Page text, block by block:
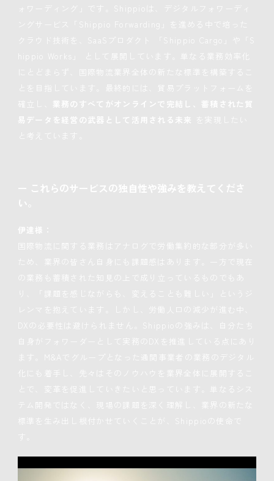
ォワーディング」です。Shippioは、デジタルフォワーディ
ングサービス「Shippio Forwarding」を進める中で培った
クラウド技術を、SaaSプロダクト 「Shippio Cargo」や「S
hippio Works」 として展開しています。単なる業務効率化
にとどまらず、国際物流業界全体の新たな標準を構築するこ
とを目指しています。最終的には、貿易プラットフォームを
業務のすべてがオンラインで完結し、蓄積された貿
易データを経営の武器として活用される未来
を実現したい
と考えています。
ー これらのサービスの独自性や強みを教えてくださ
い。
伊達様：
国際物流に関する業務はアナログで労働集約的な部分が多い
ため、業界の皆さん自身にも課題感はあります。一方で現在
の業務も蓄積された知見の上で成り立っているものでもあ
り、「課題を感じながらも、変えることも難しい」というジ
レンマを抱えています。しかし、労働人口の減少が進む中、
DXの必要性は避けられません。Shippioの強みは、自分たち
自身がフォワーダーとして実務のDXを推進している点にあり
ます。M&Aでグループとなった通関事業者の業務のデジタル
化にも着手し、先々はそのノウハウを業界全体に展開するこ
とで、変革を促進していきたいと思っています。単なるシス
テム開発ではなく、現場の課題を深く理解し、業界の新たな
標準を生み出し根付かせていくことが、Shippioの使命で
す。